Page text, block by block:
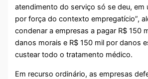
atendimento do serviço só se deu, em
por força do contexto empregatício”,
condenar a empresas a pagar R$ 150
danos morais e R$ 150 mil por danos
custear todo o tratamento médico.
Em recurso ordinário, as empresas